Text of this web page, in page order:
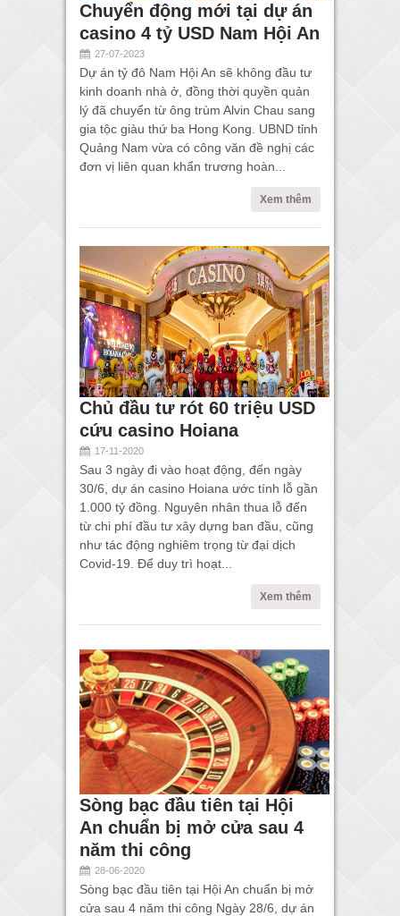
Chuyển động mới tại dự án
casino 4 tỷ USD Nam Hội An
27-07-2023
Dự án tỷ đô Nam Hội An sẽ không đầu tư
kinh doanh nhà ở, đồng thời quyền quản
lý đã chuyển từ ông trùm Alvin Chau sang
gia tộc giàu thứ ba Hong Kong. UBND tỉnh
Quảng Nam vừa có công văn đề nghị các
đơn vị liên quan khẩn trương hoàn...
Xem thêm
Chủ đầu tư rót 60 triệu USD
cứu casino Hoiana
17-11-2020
Sau 3 ngày đi vào hoạt động, đến ngày
30/6, dự án casino Hoiana ước tính lỗ gần
1.000 tỷ đồng. Nguyên nhân thua lỗ đến
từ chi phí đầu tư xây dựng ban đầu, cũng
như tác động nghiêm trọng từ đại dịch
Covid-19. Để duy trì hoạt...
Xem thêm
Sòng bạc đầu tiên tại Hội
An chuẩn bị mở cửa sau 4
năm thi công
28-06-2020
Sòng bạc đầu tiên tại Hội An chuẩn bị mở
cửa sau 4 năm thi công Ngày 28/6, dự án